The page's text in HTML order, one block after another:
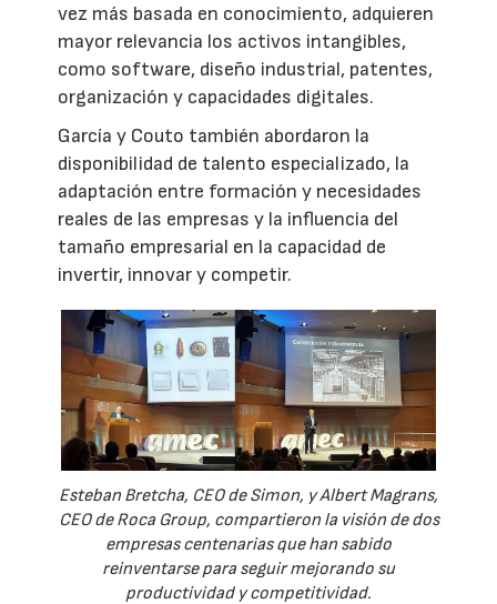
vez más basada en conocimiento, adquieren
mayor relevancia los activos intangibles,
como software, diseño industrial, patentes,
organización y capacidades digitales.
García y Couto también abordaron la
disponibilidad de talento especializado, la
adaptación entre formación y necesidades
reales de las empresas y la influencia del
tamaño empresarial en la capacidad de
invertir, innovar y competir.
Esteban Bretcha, CEO de Simon, y Albert Magrans,
CEO de Roca Group, compartieron la visión de dos
empresas centenarias que han sabido
reinventarse para seguir mejorando su
productividad y competitividad.